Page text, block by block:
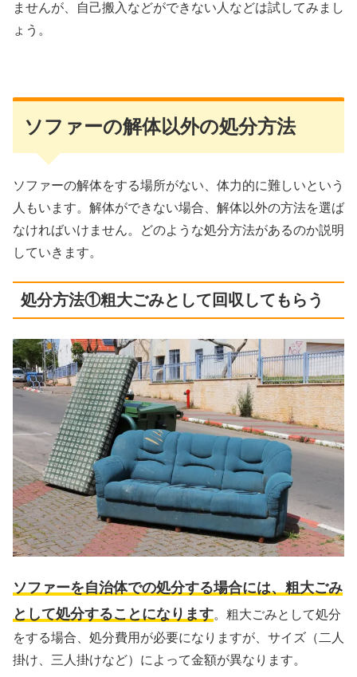
ませんが、自己搬入などができない人などは試してみまし
ょう。
ソファーの解体以外の処分方法
ソファーの解体をする場所がない、体力的に難しいという
人もいます。解体ができない場合、解体以外の方法を選ば
なければいけません。どのような処分方法があるのか説明
していきます。
処分方法①粗大ごみとして回収してもらう
ソファーを自治体での処分する場合には、粗大ごみ
として処分することになります。粗大ごみとして処分
をする場合、処分費用が必要になりますが、サイズ（二人
掛け、三人掛けなど）によって金額が異なります。